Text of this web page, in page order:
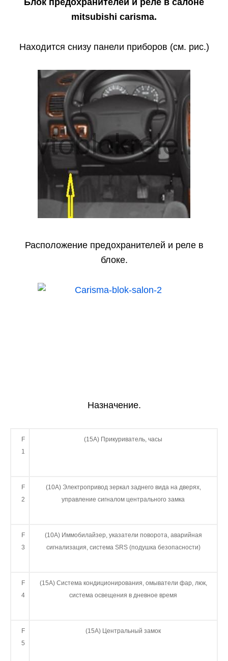
Блок предохранителей и реле в салоне
mitsubishi carisma.
Находится снизу панели приборов (см. рис.)
Расположение предохранителей и реле в
блоке.
Назначение.
F
1
(15А) Прикуриватель, часы
F
2
(10А) Электропривод зеркал заднего вида на дверях,
управление сигналом центрального замка
F
3
(10А) Иммобилайзер, указатели поворота, аварийная
сигнализация, система SRS (подушка безопасности)
F
4
(15А) Система кондиционирования, омыватели фар, люк,
система освещения в дневное время
F
5
(15А) Центральный замок